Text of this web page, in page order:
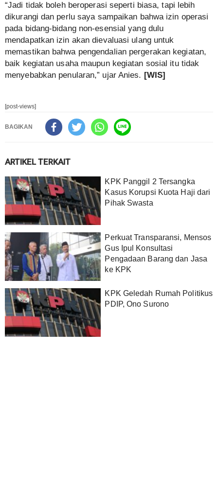
“Jadi tidak boleh beroperasi seperti biasa, tapi lebih
dikurangi dan perlu saya sampaikan bahwa izin operasi
pada bidang-bidang non-esensial yang dulu
mendapatkan izin akan dievaluasi ulang untuk
memastikan bahwa pengendalian pergerakan kegiatan,
baik kegiatan usaha maupun kegiatan sosial itu tidak
menyebabkan penularan,” ujar Anies. [WIS]
[post-views]
BAGIKAN
ARTIKEL TERKAIT
KPK Panggil 2 Tersangka
Kasus Korupsi Kuota Haji dari
Pihak Swasta
Perkuat Transparansi, Mensos
Gus Ipul Konsultasi
Pengadaan Barang dan Jasa
ke KPK
KPK Geledah Rumah Politikus
PDIP, Ono Surono